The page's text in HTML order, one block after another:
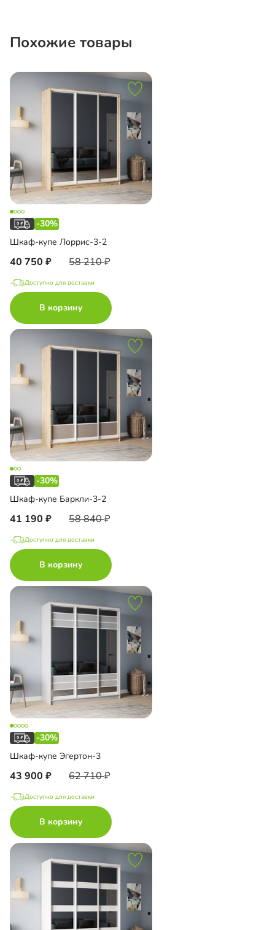
Похожие товары
-30%
Шкаф-купе Лоррис-3-2
40 750 58 210
Доступно для доставки
В корзину
-30%
Шкаф-купе Баркли-3-2
41 190 58 840
Доступно для доставки
В корзину
-30%
Шкаф-купе Эгертон-3
43 900 62 710
Доступно для доставки
В корзину